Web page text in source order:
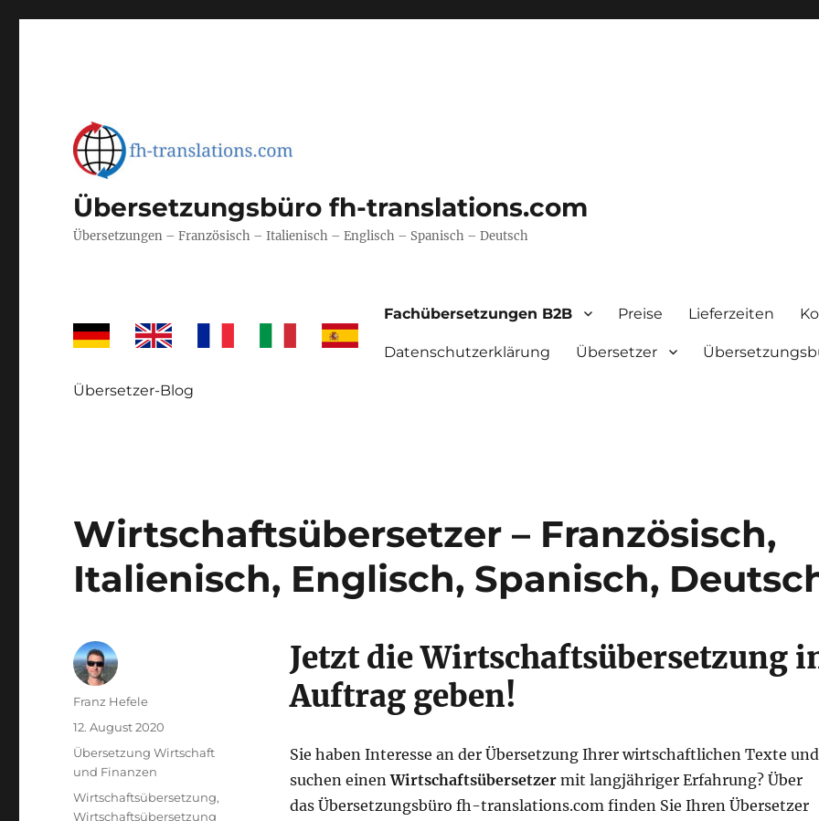
Übersetzungsbüro fh-translations.com
Übersetzungen – Französisch – Italienisch – Englisch – Spanisch – Deutsch
Fachübersetzungen B2B Preise Lieferzeiten
Datenschutzerklärung Übersetzer
Übersetzer-Blog
Wirtschaftsübersetzer – Französisch,
Italienisch, Englisch, Spanisch,
Jetzt die Wirtschaftsübersetzung
Auftrag geben!
Sie haben Interesse an der Übersetzung Ihrer wirtschaftlichen Texte und
suchen einenWirtschaftsübersetzermit langjähriger Erfahrung? Über
das Übersetzungsbüro fh-translations.com finden Sie Ihren Übersetzer
Autor
Franz Hefele
Veröffentlicht
am
12. August 2020
Kategorien
Übersetzung Wirtschaft
und Finanzen
Schlagwörter
Wirtschaftsübersetzung,
Wirtschaftsübersetzung